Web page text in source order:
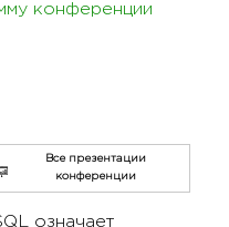
конференции
Все презентации
конференции
означает